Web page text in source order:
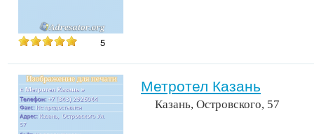
5
Метротел Казань
Казань, Островского, 57